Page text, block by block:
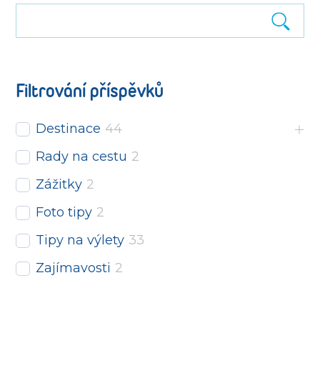
Filtrování příspěvků
Destinace 44
Rady na cestu 2
Zážitky 2
Foto tipy 2
Tipy na výlety 33
Zajímavosti 2